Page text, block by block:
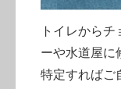
トイレから
ーや水道屋
特定すればご